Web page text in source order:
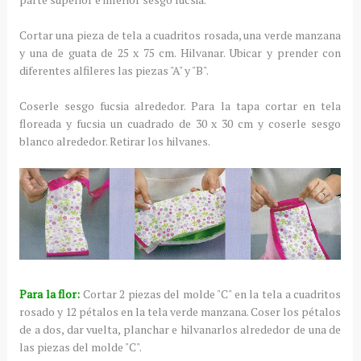
Cortar una pieza de tela a cuadritos rosada, una verde manzana
y una de guata de 25 x 75 cm. Hilvanar. Ubicar y prender con
diferentes alfileres las piezas "A" y "B".
Coserle sesgo fucsia alrededor. Para la tapa cortar en tela
floreada y fucsia un cuadrado de 30 x 30 cm y coserle sesgo
blanco alrededor. Retirar los hilvanes.
Para la flor: Cortar 2 piezas del molde "C" en la tela a cuadritos
rosado y 12 pétalos en la tela verde manzana. Coser los pétalos
de a dos, dar vuelta, planchar e hilvanarlos alrededor de una de
las piezas del molde "C".